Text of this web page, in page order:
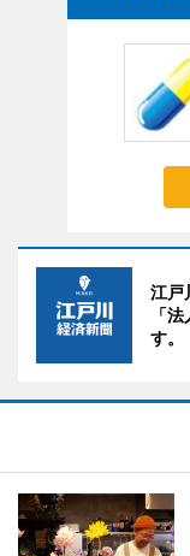
江戸
「
す。